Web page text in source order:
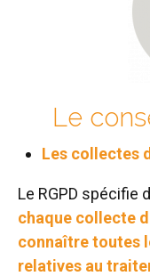
Le
Les collectes
Le RGPD spécifie
chaque collecte
connaître toutes
relatives au